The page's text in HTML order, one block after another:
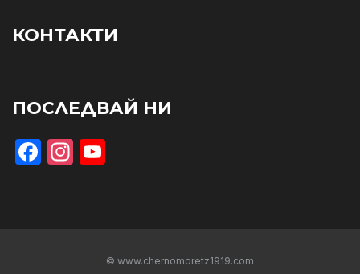
КОНТАКТИ
ПОСЛЕДВАЙ НИ
Facebook
Instagram
© www.chernomoretz1919.com